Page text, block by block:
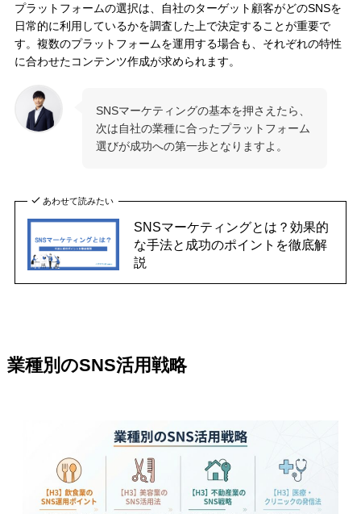
プラットフォームの選択は、自社のターゲット顧客がどのSNSを
日常的に利用しているかを調査した上で決定することが重要で
す。複数のプラットフォームを運用する場合も、それぞれの特性
に合わせたコンテンツ作成が求められます。
SNSマーケティングの基本を押さえたら、
次は自社の業種に合ったプラットフォーム
選びが成功への第一歩となりますよ。
あわせて読みたい
SNSマーケティングとは？効果的
な手法と成功のポイントを徹底解
説
業種別のSNS活用戦略